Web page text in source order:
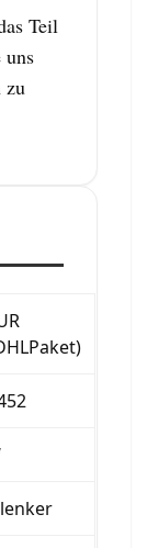
Teil
zu